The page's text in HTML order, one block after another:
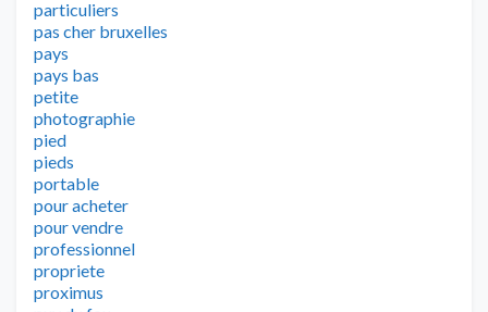
particuliers
pas cher bruxelles
pays
pays bas
petite
photographie
pied
pieds
portable
pour acheter
pour vendre
professionnel
propriete
proximus